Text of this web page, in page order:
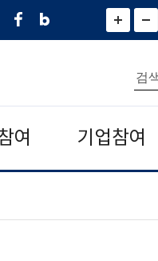
페
네
그
)
화
면
면
소
통
합
검
색
여 기업참여